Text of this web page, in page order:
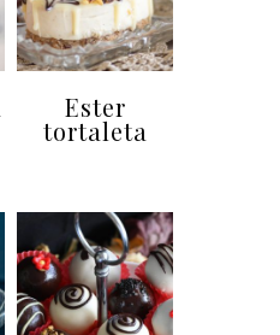
Ester
tortaleta